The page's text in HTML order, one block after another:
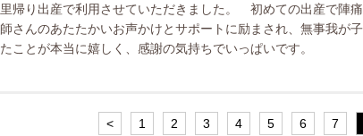
里帰り出産で利用させていただきました。 初めての出産で陣
師さんのあたたかいお声かけとサポートに励まされ、無事我が
たことが本当に嬉しく、感謝の気持ちでいっぱいです。
< 1 2 3 4 5 6 7